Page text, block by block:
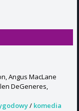
Angus MacLane
DeGeneres,
/ komedia